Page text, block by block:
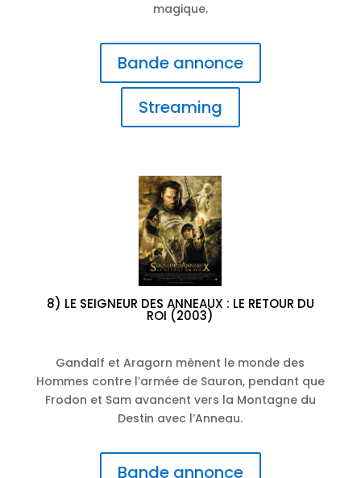
magique.
Bande annonce
Streaming
8) LE SEIGNEUR DES ANNEAUX : LE RETOUR DU
ROI (2003)
Gandalf et Aragorn mènent le monde des
Hommes contre l’armée de Sauron, pendant que
Frodon et Sam avancent vers la Montagne du
Destin avec l’Anneau.
Bande annonce